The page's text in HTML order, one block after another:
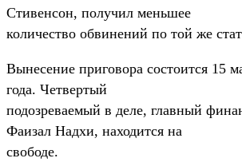
Стивенсон, получил меньшее
количество обвинений по той же
Вынесение приговора состоится 15
года. Четвертый
подозреваемый в деле, главный
Фаизал Надхи, находится на
свободе.